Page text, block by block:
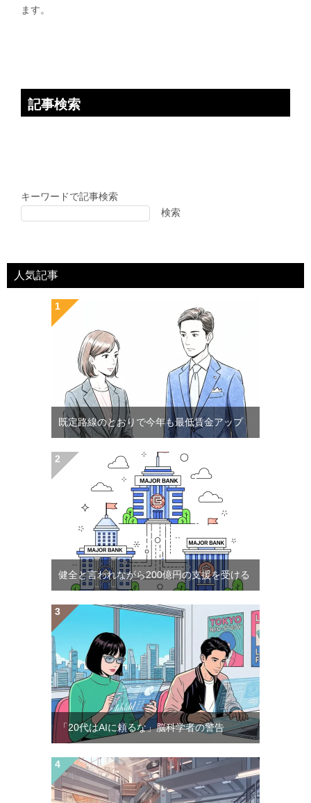
ます。
記事検索
キーワードで記事検索
検索
人気記事
既定路線のとおりで今年も最低賃金アップ
健全と言われながら200億円の支援を受ける
「20代はAIに頼るな」脳科学者の警告